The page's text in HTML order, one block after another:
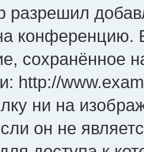
разрешил
конференцию.
сохранённое
http://
ни на
он не